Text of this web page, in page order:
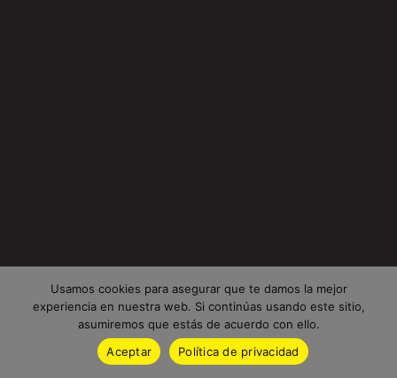
Usamos cookies para asegurar que te damos la mejor
experiencia en nuestra web. Si continúas usando este sitio,
asumiremos que estás de acuerdo con ello.
Aceptar
Política de privacidad